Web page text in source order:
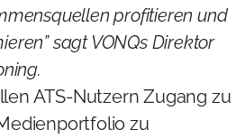
profitieren und
sagt VONQs Direktor
ATS-Nutzern Zugang zu
zu